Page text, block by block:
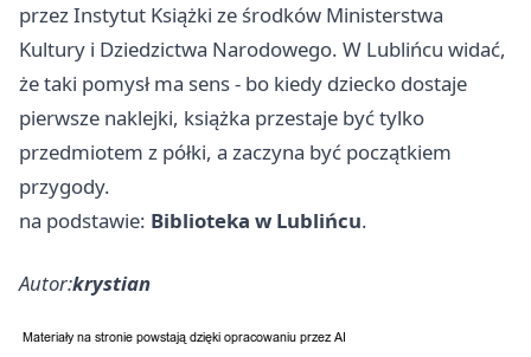
przez Instytut Książki ze środków Ministerstwa
Kultury i Dziedzictwa Narodowego. W Lublińcu widać,
że taki pomysł ma sens - bo kiedy dziecko dostaje
pierwsze naklejki, książka przestaje być tylko
przedmiotem z półki, a zaczyna być początkiem
przygody.
na podstawie: Biblioteka w Lublińcu.
Autor:krystian